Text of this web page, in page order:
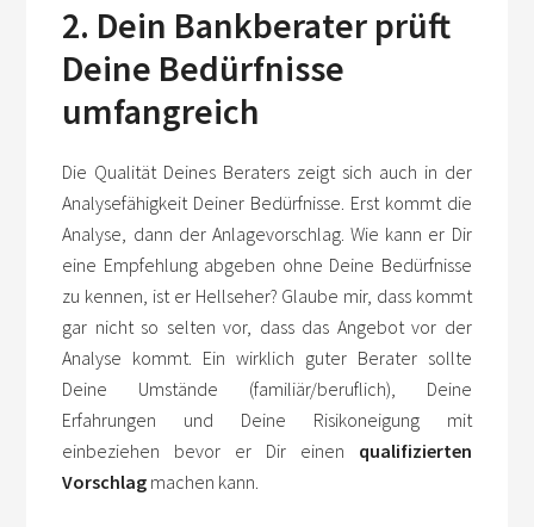
2. Dein Bankberater prüft
Deine Bedürfnisse
umfangreich
Die Qualität Deines Beraters zeigt sich auch in der
Analysefähigkeit Deiner Bedürfnisse. Erst kommt die
Analyse, dann der Anlagevorschlag. Wie kann er Dir
eine Empfehlung abgeben ohne Deine Bedürfnisse
zu kennen, ist er Hellseher? Glaube mir, dass kommt
gar nicht so selten vor, dass das Angebot vor der
Analyse kommt. Ein wirklich guter Berater sollte
Deine Umstände (familiär/beruflich), Deine
Erfahrungen und Deine Risikoneigung mit
einbeziehen bevor er Dir einen qualifizierten
Vorschlag machen kann.